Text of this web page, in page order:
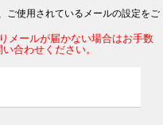
ご使用されているメールの設定をご
メールが届かない場合はお手数
合わせください。